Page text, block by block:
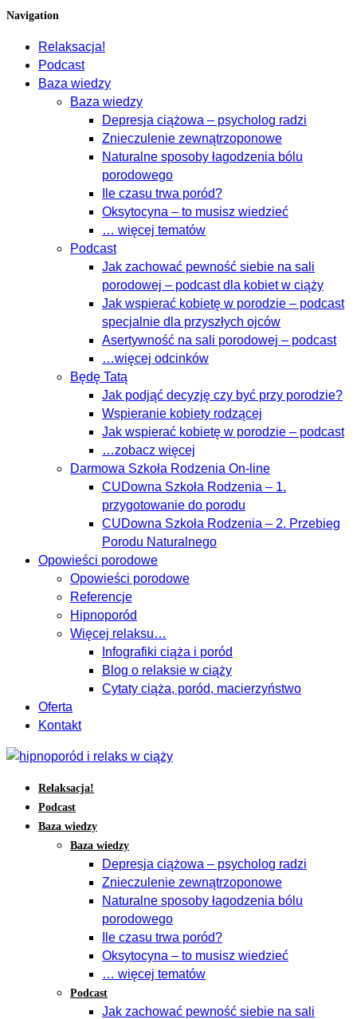
Navigation
Relaksacja!
Podcast
Baza wiedzy
Baza wiedzy
Depresja ciążowa – psycholog radzi
Znieczulenie zewnątrzoponowe
Naturalne sposoby łagodzenia bólu
porodowego
Ile czasu trwa poród?
Oksytocyna – to musisz wiedzieć
… więcej tematów
Podcast
Jak zachować pewność siebie na sali
porodowej – podcast dla kobiet w ciąży
Jak wspierać kobietę w porodzie – podcast
specjalnie dla przyszłych ojców
Asertywność na sali porodowej – podcast
…więcej odcinków
Będę Tatą
Jak podjąć decyzję czy być przy porodzie?
Wspieranie kobiety rodzącej
Jak wspierać kobietę w porodzie – podcast
…zobacz więcej
Darmowa Szkoła Rodzenia On-line
CUDowna Szkoła Rodzenia – 1.
przygotowanie do porodu
CUDowna Szkoła Rodzenia – 2. Przebieg
Porodu Naturalnego
Opowieści porodowe
Opowieści porodowe
Referencje
Hipnoporód
Więcej relaksu…
Infografiki ciąża i poród
Blog o relaksie w ciąży
Cytaty ciąża, poród, macierzyństwo
Oferta
Kontakt
Relaksacja!
Podcast
Baza wiedzy
Baza wiedzy
Depresja ciążowa – psycholog radzi
Znieczulenie zewnątrzoponowe
Naturalne sposoby łagodzenia bólu
porodowego
Ile czasu trwa poród?
Oksytocyna – to musisz wiedzieć
… więcej tematów
Podcast
Jak zachować pewność siebie na sali